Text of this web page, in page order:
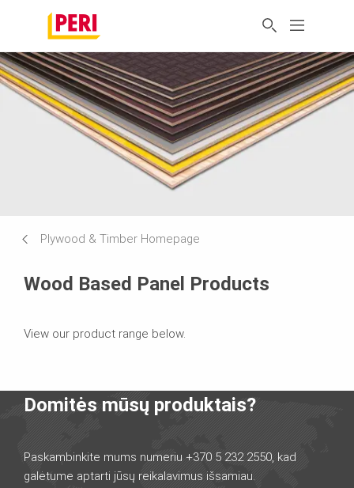
Plywood & Timber Homepage
Wood Based Panel Products
View our product range below.
Domitės mūsų produktais?
Paskambinkite mums numeriu +370 5 232 2550, kad
galėtume aptarti jūsų reikalavimus išsamiau.